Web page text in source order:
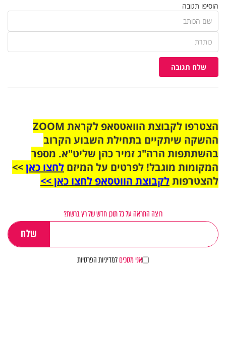
הוסיפו תגובה
שלח תגובה
הצטרפו לקבוצת הוואטסאפ לקראת ZOOM
ההשקה שיתקיים בתחילת השבוע הקרוב
בהשתתפות הרה"ג זמיר כהן שליט"א. מספר
המקומות מוגבל! לפרטים על המיזם לחצו כאן>>
להצטרפותלקבוצת הווטסאפ לחצו כאן >>
רוצה התראה על כל תוכן חדש של רץ ברשת?
אני מסכיםלמדיניות הפרטיות